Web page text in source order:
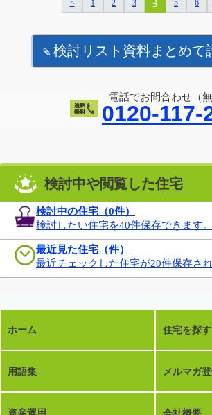
< 1 2 3 4 5 6
検討リスト資料まとめて
電話でお問合わせ（無
0120-117-
検討中や閲覧した住宅
検討中の住宅（0件）
検討したい住宅を40件保存できます。
最近見た住宅（件）
最近チェックした住宅が20件保存され
ホーム 住宅を探す
用語集 メルマガ